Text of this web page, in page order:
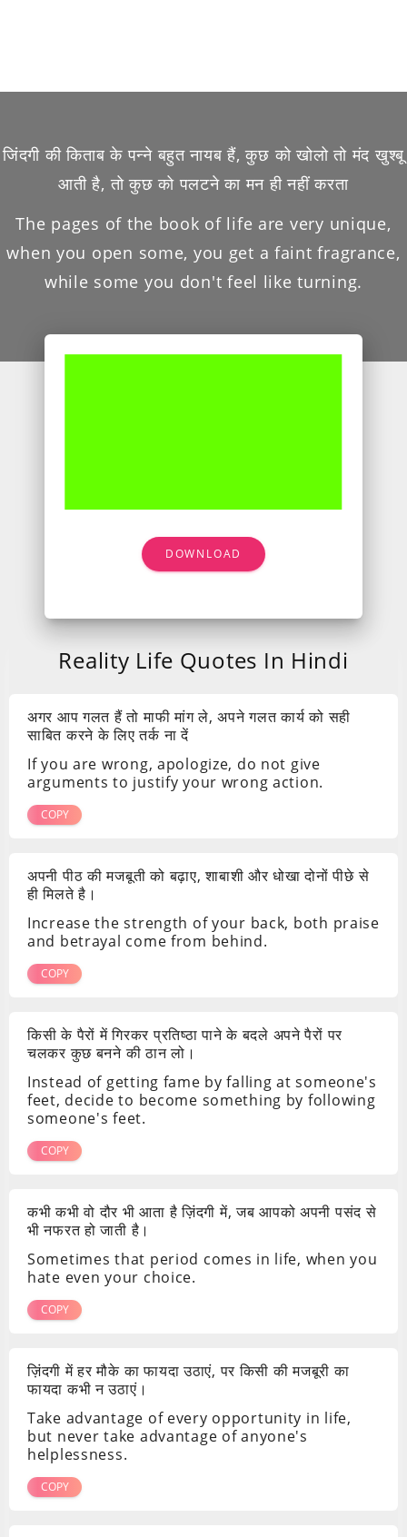
जिंदगी की किताब के पन्ने बहुत नायब हैं, कुछ को खोलो तो मंद खुश्बू
आती है, तो कुछ को पलटने का मन ही नहीं करता
The pages of the book of life are very unique,
when you open some, you get a faint fragrance,
while some you don't feel like turning.
DOWNLOAD
Reality Life Quotes In Hindi
अगर आप गलत हैं तो माफी मांग ले, अपने गलत कार्य को सही
साबित करने के लिए तर्क ना दें
If you are wrong, apologize, do not give
arguments to justify your wrong action.
COPY
अपनी पीठ की मजबूती को बढ़ाए, शाबाशी और धोखा दोनों पीछे से
ही मिलते है।
Increase the strength of your back, both praise
and betrayal come from behind.
COPY
किसी के पैरों में गिरकर प्रतिष्ठा पाने के बदले अपने पैरों पर
चलकर कुछ बनने की ठान लो।
Instead of getting fame by falling at someone's
feet, decide to become something by following
someone's feet.
COPY
कभी कभी वो दौर भी आता है ज़िंदगी में, जब आपको अपनी पसंद से
भी नफरत हो जाती है।
Sometimes that period comes in life, when you
hate even your choice.
COPY
ज़िंदगी में हर मौके का फायदा उठाएं, पर किसी की मजबूरी का
फायदा कभी न उठाएं।
Take advantage of every opportunity in life,
but never take advantage of anyone's
helplessness.
COPY